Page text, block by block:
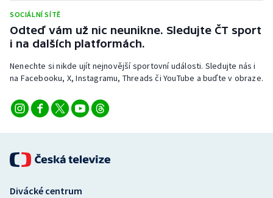
Triatlon
Veslování
Vodní slalom
Volejbal
Ostatní
SOCIÁLNÍ SÍTĚ
Odteď vám už nic neunikne. Sledujte ČT sport
i na dalších platformách.
Nenechte si nikde ujít nejnovější sportovní události. Sledujte nás i
na Facebooku, X, Instagramu, Threads či YouTube a buďte v obraze.
Divácké centrum